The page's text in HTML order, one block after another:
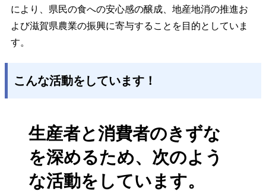
により、県民の食への安心感の醸成、地産地消の推進お
よび滋賀県農業の振興に寄与することを目的としていま
す。
こんな活動をしています！
生産者と消費者のきずな
を深めるため、次のよう
な活動をしています。